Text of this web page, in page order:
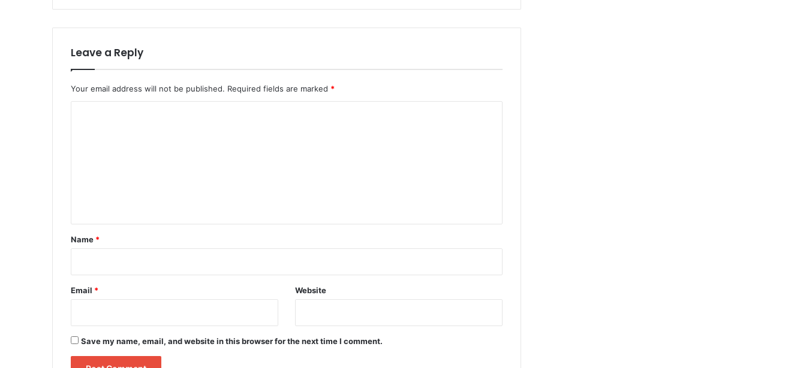
Leave a Reply
Your email address will not be published. Required fields are marked *
*
Name *
Email * Website
Save my name, email, and website in this browser for the next time I comment.